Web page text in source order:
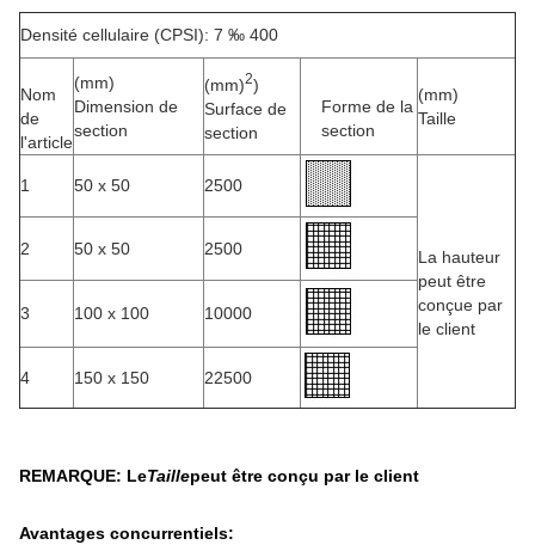
Densité cellulaire (CPSI): 7 ‰ 400
Nom
de
l'article
(mm)
Dimension de
section
(mm)2)
Surface de
section
Forme de la
section
(mm)
Taille
1 50 x 50 2500
La hauteur
peut être
conçue par
le client
2 50 x 50 2500
3 100 x 100 10000
4 150 x 150 22500
REMARQUE: LeTaillepeut être conçu par le client
Avantages concurrentiels: